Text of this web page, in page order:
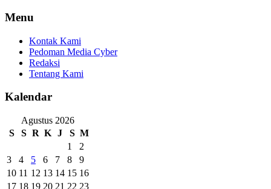
Menu
Kontak Kami
Pedoman Media Cyber
Redaksi
Tentang Kami
Kalendar
Agustus 2026
S
S R K J S M
1
2
3
4 5 6 7 8
9
10 11 12 13 14 15 16
17 18 19 20 21 22 23